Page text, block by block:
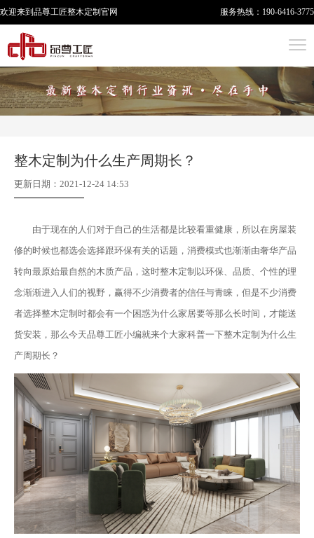
欢迎来到品尊工匠整木定制 官网 服务热线： 190-6416-3775
整木定制为什么生产周期长？
更新日期：2021-12-24 14:53
由于现在的人们对于自己的生活都是比较看重健康，所以在房屋装
修的时候也都选会选择跟环保有关的话题，消费模式也渐渐由奢华产品
转向最原始最自然的木质产品，这时整木定制以环保、品质、个性的理
念渐渐进入人们的视野，赢得不少消费者的信任与青睐，但是不少消费
者选择整木定制时都会有一个困惑为什么家居要等那么长时间，才能送
货安装，那么今天品尊工匠小编就来个大家科普一下整木定制为什么生
产周期长？